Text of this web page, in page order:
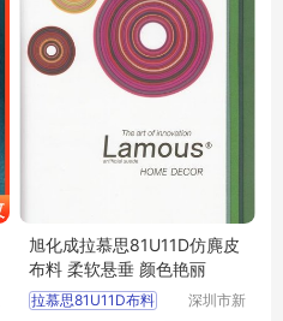
旭化成拉慕思81U11D仿麂皮
布料 柔软悬垂 颜色艳丽
拉慕思81U11D布料
深圳市新